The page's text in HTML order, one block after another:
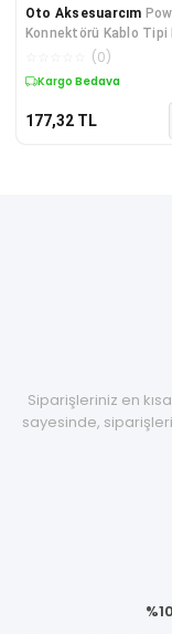
Oto Aksesuarcım
Konnektörü Kablo Tipi
(0)
Kargo Bedava
177,32 TL
Siparişleriniz en
sayesinde,